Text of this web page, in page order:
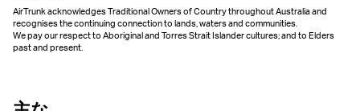
AirTrunk acknowledges Traditional Owners of Country throughout Australia and
recognises the continuing connection to lands, waters and communities.
We pay our respect to Aboriginal and Torres Strait Islander cultures; and to Elders
past and present.